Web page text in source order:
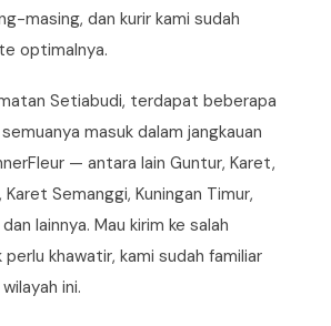
masing, dan kurir kami sudah
optimalnya.
Setiabudi, terdapat beberapa
masuk dalam jangkauan
— antara lain Guntur, Karet,
Karet Semanggi, Kuningan Timur,
lainnya. Mau kirim ke salah
khawatir, kami sudah familiar
ini.